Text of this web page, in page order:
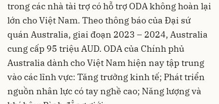
trong các nhà tài trợ có hỗ trợ ODA không hoàn lại
lớn cho Việt Nam. Theo thông báo của Đại sứ
quán Australia, giai đoạn 2023 – 2024, Australia
cung cấp 95 triệu AUD. ODA của Chính phủ
Australia dành cho Việt Nam hiện nay tập trung
vào các lĩnh vực: Tăng trưởng kinh tế; Phát triển
nguồn nhân lực có tay nghề cao; Năng lượng và